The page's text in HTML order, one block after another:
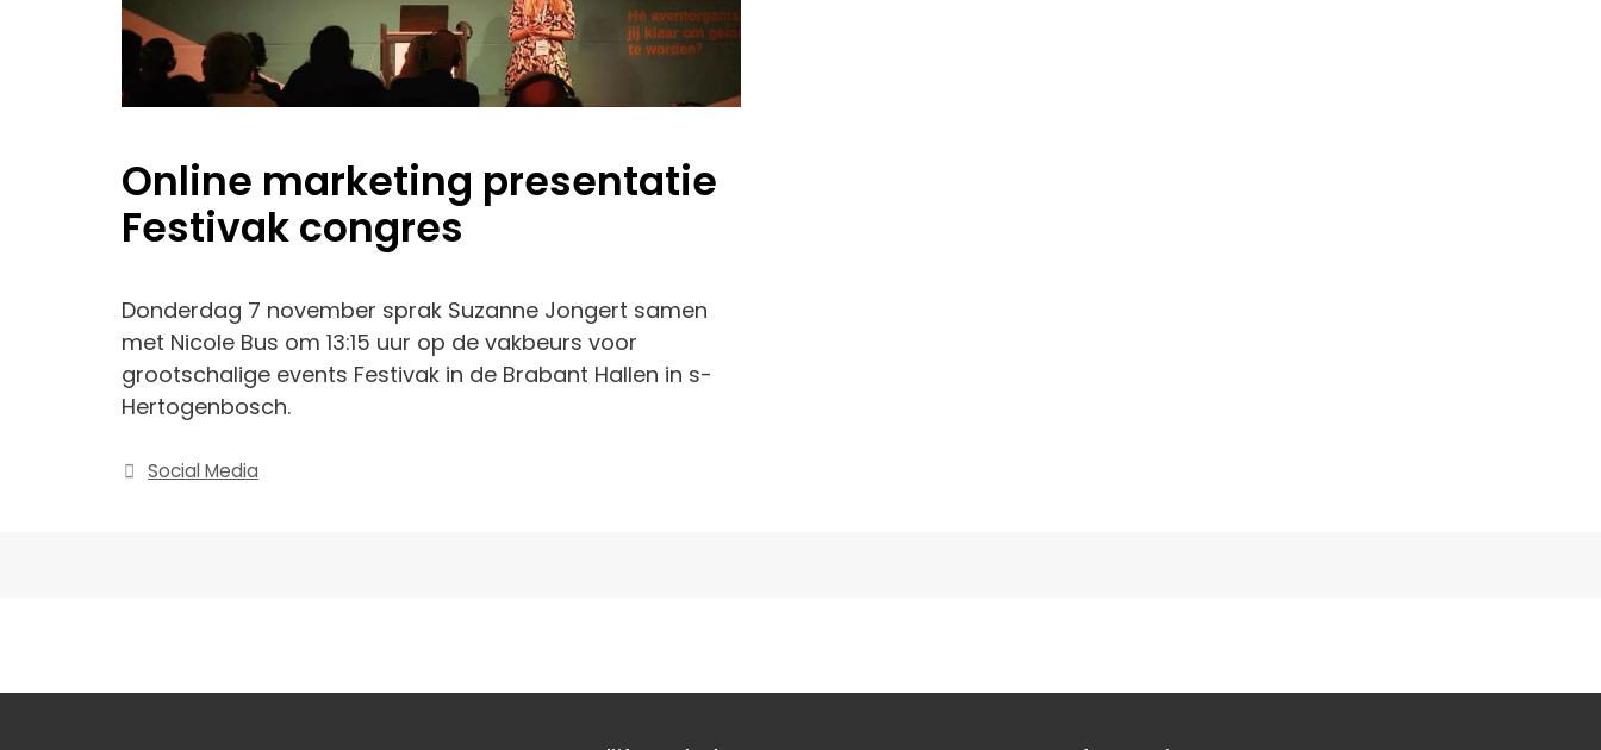
Online marketing presentatie
Festivak congres
Donderdag 7 november sprak Suzanne Jongert samen
met Nicole Bus om 13:15 uur op de vakbeurs voor
grootschalige events Festivak in de Brabant Hallen in s-
Hertogenbosch.
Categorieën
Social Media